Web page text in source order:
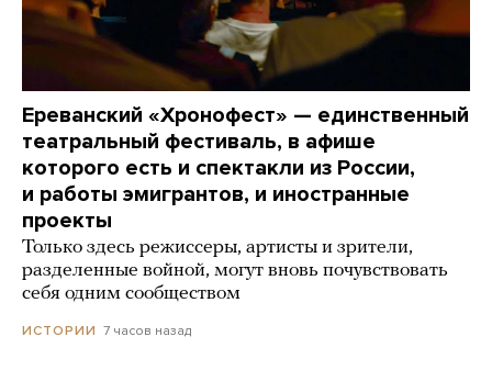
Ереванский «Хронофест» — единственный
театральный фестиваль, в афише
которого есть и спектакли из России,
и работы эмигрантов, и иностранные
проекты
Только здесь режиссеры, артисты и зрители,
разделенные войной, могут вновь почувствовать
себя одним сообществом
ИСТОРИИ 7 часов назад